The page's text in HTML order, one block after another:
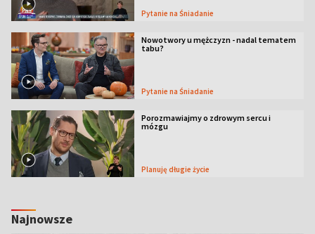
Pytanie na Śniadanie
Nowotwory u mężczyzn - nadal tematem
tabu?
Pytanie na Śniadanie
Porozmawiajmy o zdrowym sercu i
mózgu
Planuję długie życie
Najnowsze